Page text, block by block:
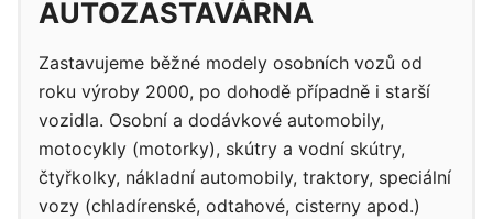
AUTOZASTAVÁRNA
Zastavujeme běžné modely osobních vozů od
roku výroby 2000, po dohodě případně i starší
vozidla. Osobní a dodávkové automobily,
motocykly (motorky), skútry a vodní skútry,
čtyřkolky, nákladní automobily, traktory, speciální
vozy (chladírenské, odtahové, cisterny apod.)